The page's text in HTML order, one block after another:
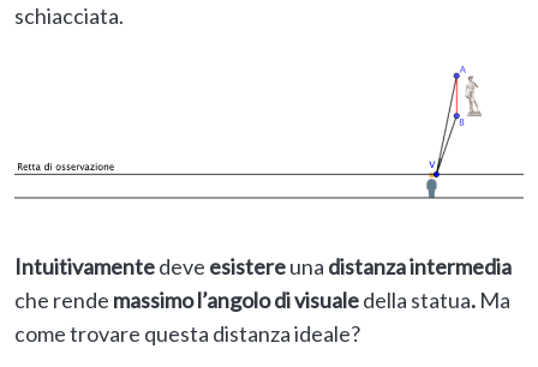
schiacciata.
Intuitivamentedeve esistereuna distanza intermedia
che rende massimo l’angolo di visualedella statua. Ma
come trovare questa distanza ideale?